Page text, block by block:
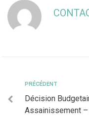
PRÉCÉDENT
Décision
Assainissement –